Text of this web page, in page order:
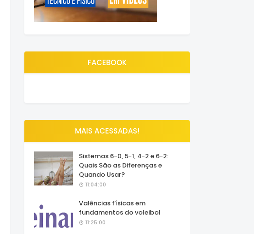
FACEBOOK
MAIS ACESSADAS!
Sistemas 6-0, 5-1, 4-2 e 6-2:
Quais São as Diferenças e
Quando Usar?
11:04:00
Valências físicas em
fundamentos do voleibol
11:25:00